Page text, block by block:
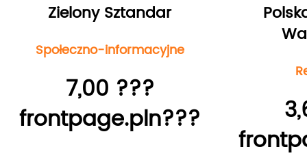
Zielony Sztandar
Społeczno-informacyjne
7,00 ???
frontpage.pln???